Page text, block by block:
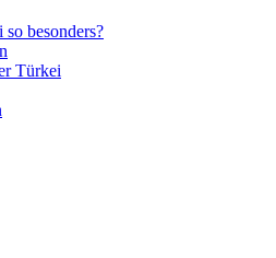
besonders?
Türkei